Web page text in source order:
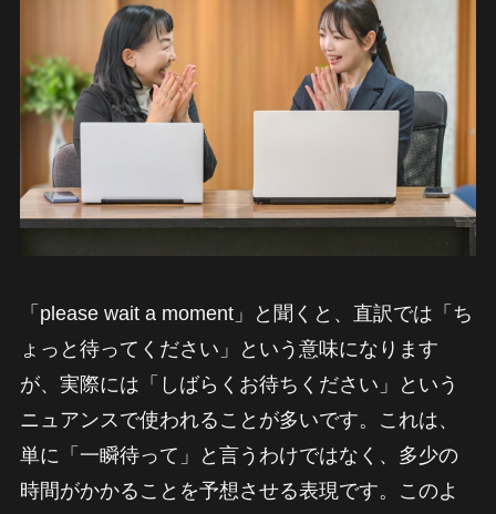
「please wait a moment」と聞くと、直訳では「ち
ょっと待ってください」という意味になります
が、実際には「しばらくお待ちください」という
ニュアンスで使われることが多いです。これは、
単に「一瞬待って」と言うわけではなく、多少の
時間がかかることを予想させる表現です。このよ